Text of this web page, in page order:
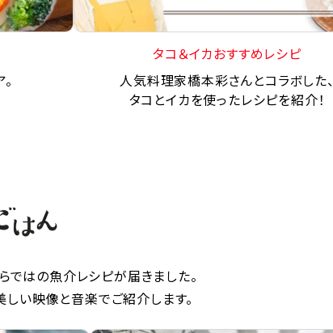
タコ＆イカおすすめレシピ
人気料理家橋本彩さんとコラボした、
タコとイカを使ったレシピを紹介！
はの魚介レシピが届きました。
しい映像と音楽でご紹介します。